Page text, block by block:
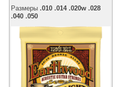
Размеры .010 .014 .020w .028
.040 .050